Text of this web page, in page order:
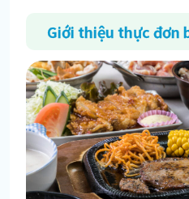
Giới thiệu thực đơn